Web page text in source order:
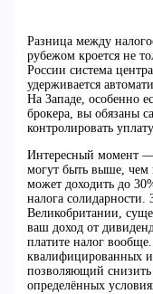
Разница между
рубежом кроется не
России система
удерживается
На Западе, особенно
брокера, вы обязаны
контролировать
Интересный момент —
могут быть выше, чем
может доходить до
налога солидарности.
Великобритании,
ваш доход от
платите налог
квалифицированных
позволяющий снизить
определённых